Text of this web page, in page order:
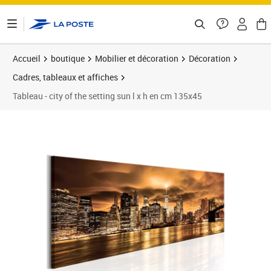
Accueil boutique Mobilier et décoration
Décoration
Cadres, tableaux et affiches
Tableau - city of the setting sun l x h en cm 135x45